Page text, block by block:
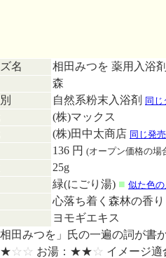
名
相田みつを 薬用入浴
森
自然系粉末入浴剤 同
(株)マックス
(株)田中太商店 同じ発
136 円 (オープン価格の場
25g
緑(にごり湯) ■ 似た色
心落ち着く森林の香
ヨモギエキス
田みつを」氏の一遍の詞が書
★☆☆ お湯：★★☆ イメージ